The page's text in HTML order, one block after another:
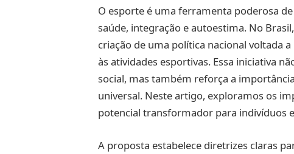
O esporte é uma ferramenta poderosa
saúde, integração e autoestima. No
criação de uma política nacional voltada
às atividades esportivas. Essa iniciativa
social, mas também reforça a
universal. Neste artigo, exploramos os
potencial transformador para indivíduos
A proposta estabelece diretrizes claras